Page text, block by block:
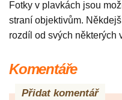
Fotky v plavkách jsou
straní objektivům.
rozdíl od svých některých
Komentáře
Přidat komentář